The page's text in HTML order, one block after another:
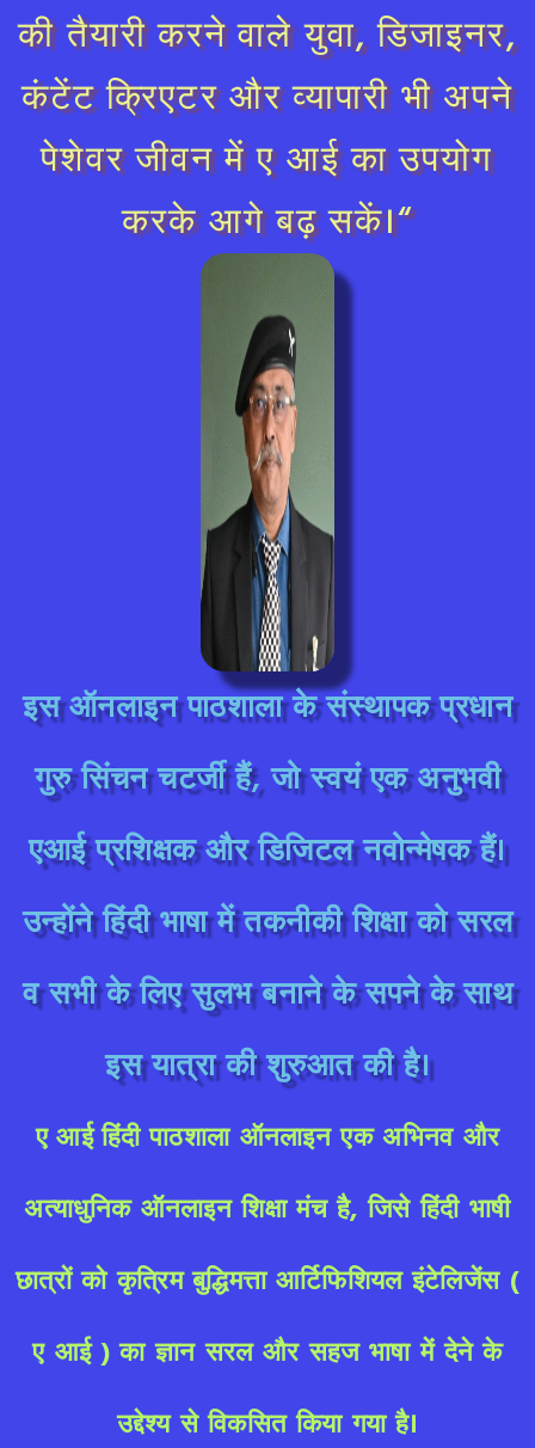
की तैयारी करने वाले युवा, डिजाइनर,
कंटेंट क्रिएटर और व्यापारी भी अपने
पेशेवर जीवन में ए आई का उपयोग
करके आगे बढ़ सकें।“
इस ऑनलाइन पाठशाला के संस्थापक प्रधान
गुरु सिंचन चटर्जी हैं, जो स्वयं एक अनुभवी
एआई प्रशिक्षक और डिजिटल नवोन्मेषक हैं।
उन्होंने हिंदी भाषा में तकनीकी शिक्षा को सरल
व सभी के लिए सुलभ बनाने के सपने के साथ
इस यात्रा की शुरुआत की है।
ए आई हिंदी पाठशाला ऑनलाइन एक अभिनव और
अत्याधुनिक ऑनलाइन शिक्षा मंच है,जिसे हिंदी भाषी
छात्रों को कृत्रिम बुद्धिमत्ता आर्टिफिशियल इंटेलिजेंस (
ए आई )का ज्ञान सरल और सहज भाषा में देने के
उद्देश्य से विकसित किया गया है।